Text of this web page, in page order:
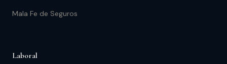
Mala Fe de Seguros
Laboral